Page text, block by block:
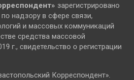
зарегистрировано
надзору в сфере связи,
и массовых коммуникаций
средства массовой
г., свидетельство о регистрации
Корреспондент».